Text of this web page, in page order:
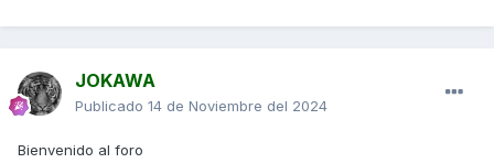
JOKAWA
Publicado 14 de Noviembre del 2024
Bienvenido al foro